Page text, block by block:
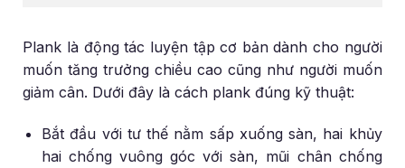
Plank là động tác luyện tập cơ bản dành cho người
muốn tăng trưởng chiều cao cũng như người muốn
giảm cân. Dưới đây là cách plank đúng kỹ thuật:
Bắt đầu với tư thế nằm sấp xuống sàn, hai khủy
hai chống vuông góc với sàn, mũi chân chống